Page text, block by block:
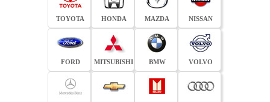
TOYOTA HONDA MAZDA NISSAN
FORD MITSUBISHI BMW VOLVO